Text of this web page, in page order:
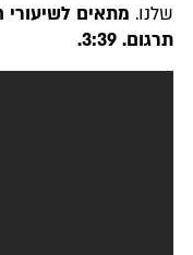
שלנו. מתאים
תרגום.
3:39.